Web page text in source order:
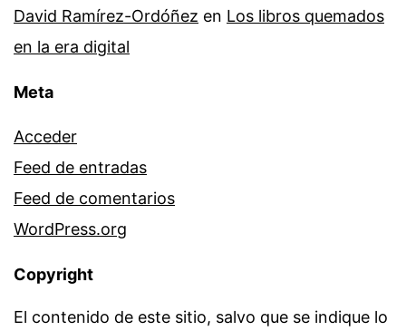
David Ramírez-Ordóñez en Los libros quemados
en la era digital
Meta
Acceder
Feed de entradas
Feed de comentarios
WordPress.org
Copyright
El contenido de este sitio, salvo que se indique lo